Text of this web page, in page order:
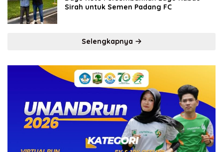
Sirah untuk Semen Padang FC
Selengkapnya